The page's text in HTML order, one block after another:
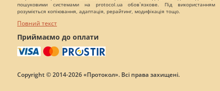
пошуковими системами на protocol.ua обов`язкове. Під використанням
розуміється копіювання, адаптація, рерайтинг, модифікація тощо.
Повний текст
Приймаємо до оплати
Copyright © 2014-2026 «Протокол». Всі права захищені.